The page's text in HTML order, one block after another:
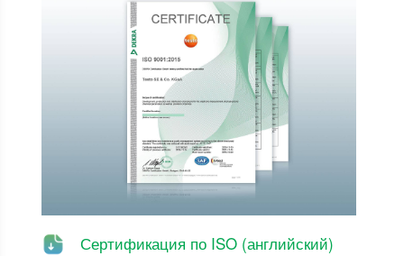
Сертификация по ISO (английский)